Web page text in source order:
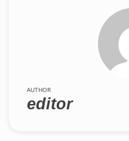
AUTHOR
editor